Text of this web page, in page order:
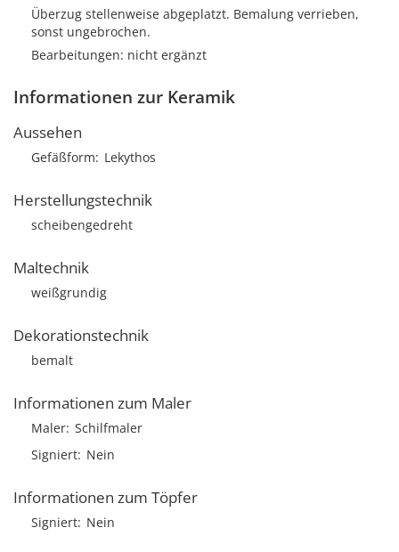
Überzug stellenweise abgeplatzt. Bemalung verrieben,
sonst ungebrochen.
Bearbeitungen: nicht ergänzt
Informationen zur Keramik
Aussehen
Gefäßform Lekythos
Herstellungstechnik
scheibengedreht
Maltechnik
weißgrundig
Dekorationstechnik
bemalt
Informationen zum Maler
Maler Schilfmaler
Signiert Nein
Informationen zum Töpfer
Signiert Nein